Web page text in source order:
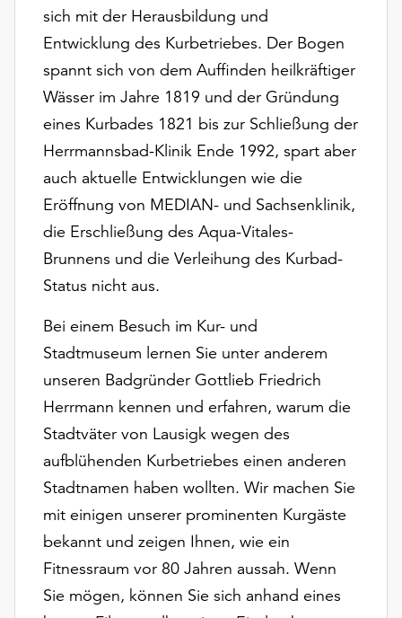
Einstellungen
über
Schaltfläche
„Auswählen“.
Weitere
Informationen
unserer
Datenschutzerklärung
dem
sich mit der Herausbildung und
Entwicklung des Kurbetriebes. Der Bogen
spannt sich von dem Auffinden heilkräftiger
Wässer im Jahre 1819 und der Gründung
eines Kurbades 1821 bis zur Schließung der
Herrmannsbad-Klinik Ende 1992, spart aber
auch aktuelle Entwicklungen wie die
Eröffnung von MEDIAN- und Sachsenklinik,
die Erschließung des Aqua-Vitales-
Brunnens und die Verleihung des Kurbad-
Status nicht aus.
Bei einem Besuch im Kur- und
Stadtmuseum lernen Sie unter anderem
unseren Badgründer Gottlieb Friedrich
Herrmann kennen und erfahren, warum die
Stadtväter von Lausigk wegen des
aufblühenden Kurbetriebes einen anderen
Stadtnamen haben wollten. Wir machen Sie
mit einigen unserer prominenten Kurgäste
bekannt und zeigen Ihnen, wie ein
Fitnessraum vor 80 Jahren aussah. Wenn
Sie mögen, können Sie sich anhand eines